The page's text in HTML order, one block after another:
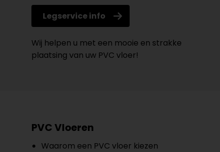
Legservice info
Wij helpen u met een mooie en strakke
plaatsing van uw PVC vloer!
PVC Vloeren
Waarom een PVC vloer kiezen